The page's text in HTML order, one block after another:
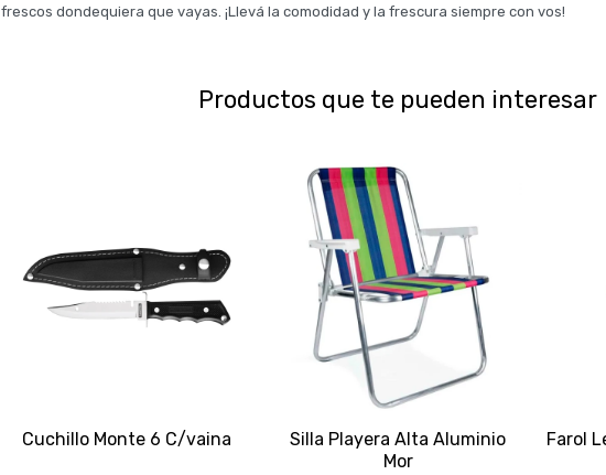
frescos dondequiera que vayas. ¡Llevá la comodidad y la frescura siempre con vos!
Productos que te pueden interesar
Cuchillo Monte 6 C/vaina
Silla Playera Alta Aluminio
Mor
Farol